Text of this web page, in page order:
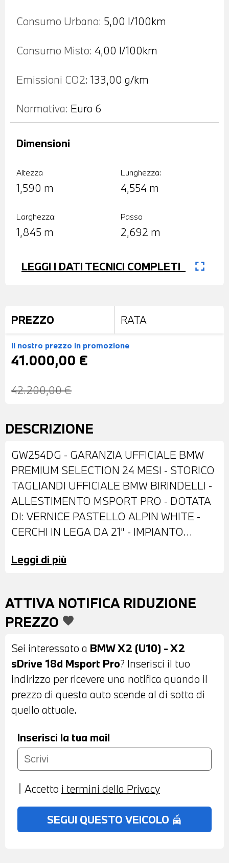
Consumo Urbano: 5,00 l/100km
Consumo Misto: 4,00 l/100km
Emissioni CO2: 133,00 g/km
Normativa: Euro 6
Altezza
1,590 m
Lunghezza:
4,554 m
Dimensioni
Larghezza:
1,845 m
Passo
2,692 m
LEGGI I DATI TECNICI COMPLETI fullscreen
PREZZO RATA
Il nostro prezzo in promozione
41.000,00 €
42.200,00 €
DESCRIZIONE
GW254DG - GARANZIA UFFICIALE BMW
PREMIUM SELECTION 24 MESI - STORICO
TAGLIANDI UFFICIALE BMW BIRINDELLI -
ALLESTIMENTO MSPORT PRO - DOTATA
DI: VERNICE PASTELLO ALPIN WHITE -
CERCHI IN LEGA DA 21" - IMPIANTO
FARI LED ADATTIVI - FARI BMW
ELETTRICAMENTE E ANTIABBAGLIANTI -
TETTO SCORREVOLE E INCLINABILE IN
VETRI AD ISOLAMENTO ACUSTICO -
VETRI POSTERIORI E LUNOTTO
OSCURATI - SENSORI DI PARCHEGGIO
ANTERIORI E POSTERIORI - TELECANERA
POSTERIORE - COMFORT ACCESS
SYSTEM - INTERNI IN PELLE VEGANZA
MISTO ALCANTARA NERA - VOLANTE
SPORTIVO M IN PELLE CON COMANDI
CAMBIO AUTOMATICO CON LEVE AL
VOLANTE - CRUISE CONTROL - CAMBIO
AUTOMATICO CON LEVE AL VOLANTE -
Leggi di più
ATTIVA NOTIFICA RIDUZIONE
PREZZO favorite
Sei interessato a BMW X2 (U10) - X2
sDrive 18d Msport Pro? Inserisci il tuo
indirizzo per ricevere una notifica quando il
prezzo di questa auto scende al di sotto di
quello attuale.
Inserisci la tua mail
Accetto i termini della Privacy
SEGUI QUESTO VEICOLO no_crash